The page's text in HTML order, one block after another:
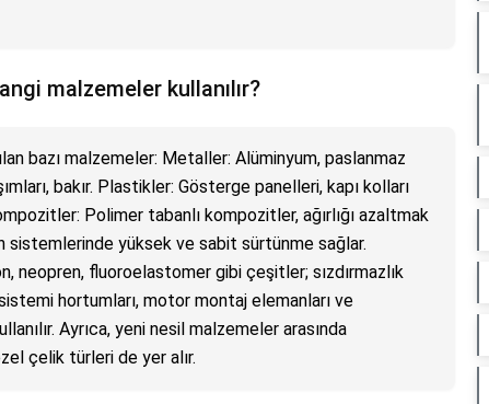
malzemeler kullanılır?
bazı malzemeler: Metaller: Alüminyum, paslanmaz
bakır. Plastikler: Gösterge panelleri, kapı kolları
Polimer tabanlı kompozitler, ağırlığı azaltmak
sistemlerinde yüksek ve sabit sürtünme sağlar.
neopren, fluoroelastomer gibi çeşitler; sızdırmazlık
hortumları, motor montaj elemanları ve
Ayrıca, yeni nesil malzemeler arasında
çelik türleri de yer alır.